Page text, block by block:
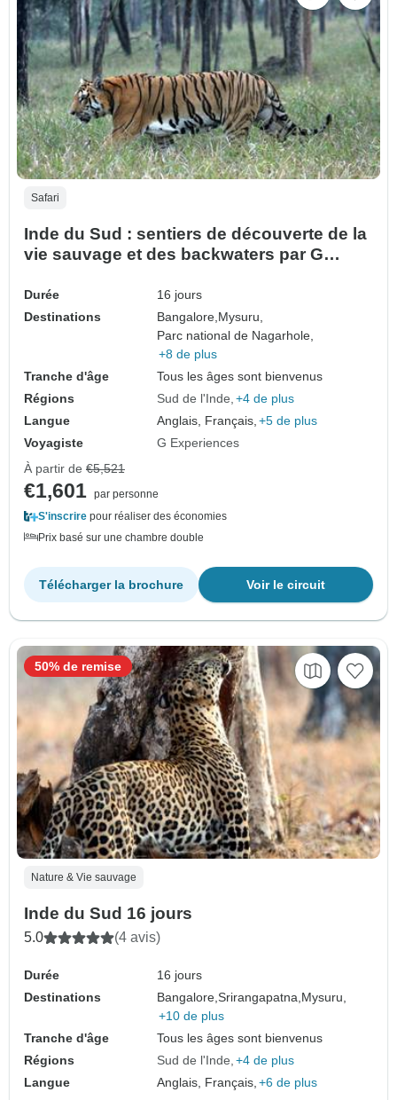
Safari
Inde du Sud : sentiers de découverte de la
vie sauvage et des backwaters par G
Durée
16 jours
Destinations
Bangalore,Mysuru,
Parc national de Nagarhole,
+8 de plus
Tranche d'âge
Tous les âges sont bienvenus
Régions
Sud de l'Inde +4 de plus
Langue
Anglais, Français, +5 de plus
Voyagiste
G Experiences
À partir de €5,521
€1,601 par personne
S'inscrire pour réaliser des économies
Prix basé sur une chambre double
Voir le circuit
Télécharger la brochure
Nature & Vie sauvage
Inde du Sud 16 jours
5.0 (4 avis)
Durée
16 jours
Destinations
Bangalore,Srirangapatna, Mysuru,
+10 de plus
Tranche d'âge
Tous les âges sont bienvenus
Régions
Sud de l'Inde +4 de plus
Langue
Anglais, Français, +6 de plus
50% de remise